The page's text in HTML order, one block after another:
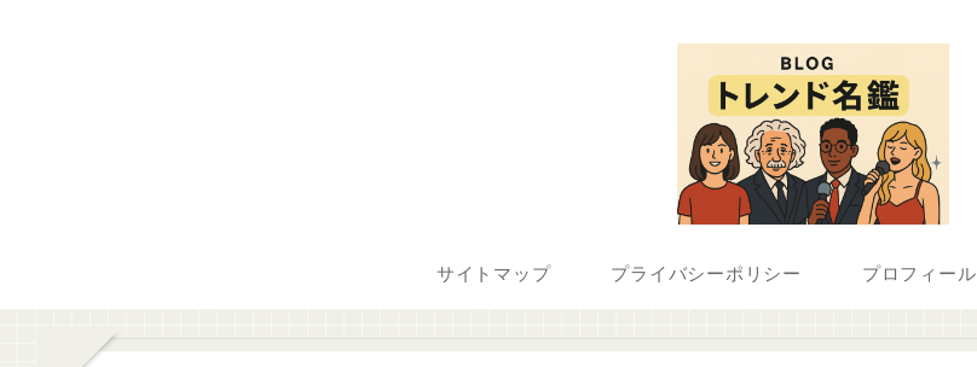
サイトマップ プライバシーポリシー プロフィール